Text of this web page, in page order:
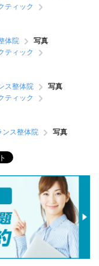
ティック
体院
写真
ティック
ス整体院
写真
ティック
ンス整体院 写真